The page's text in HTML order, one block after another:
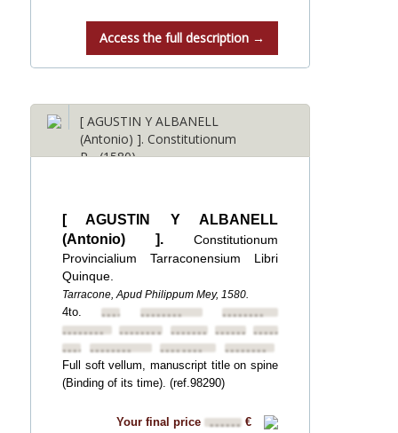
Access the full description →
[ AGUSTIN Y ALBANELL
(Antonio) ]. Constitutionum
P... (1580)
[ AGUSTIN Y ALBANELL
(Antonio) ]. Constitutionum
Provincialium Tarraconensium Libri
Quinque.
Tarracone, Apud Philippum Mey, 1580.
4to.••••••••••••••••
••••••••
••••••••
•••••••• •••••••• ••••••••••••••••
•••••••••••••••• ••••••••
••••••••
Full soft vellum, manuscript title on spine
(Binding of its time). (ref.98290)
Your final price •••••• €